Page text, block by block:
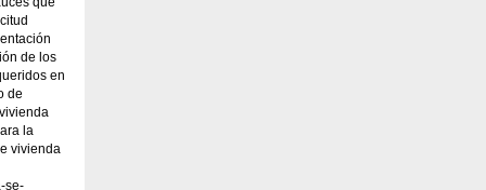
de los
en
de
la
vivienda
se-